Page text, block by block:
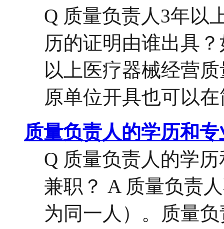
Q 质量负责人3年以
历的证明由谁出具
以上医疗器械经营
原单位开具也可以
质量负责人的学历和
Q 质量负责人的学
兼职？ A 质量负责
为同一人）。质量